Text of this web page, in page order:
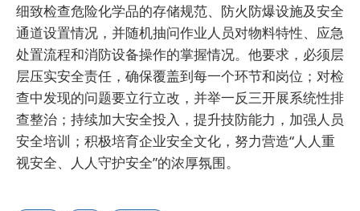
细致检查危险化学品的存储规范、防火防爆设施及安全
通道设置情况，并随机抽问作业人员对物料特性、应急
处置流程和消防设备操作的掌握情况。他要求，必须层
层压实安全责任，确保覆盖到每一个环节和岗位；对检
查中发现的问题要立行立改，并举一反三开展系统性排
查整治；持续加大安全投入，提升技防能力，加强人员
安全培训；积极培育企业安全文化，努力营造“人人重
视安全、人人守护安全”的浓厚氛围。